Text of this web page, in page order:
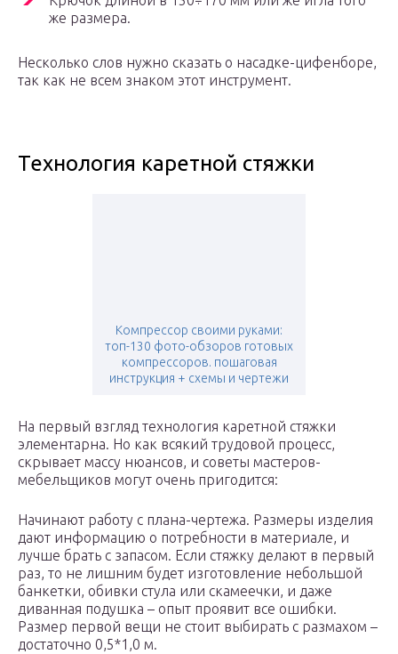
же размера.
Несколько слов нужно сказать о насадке-цифенборе,
так как не всем знаком этот инструмент.
Технология каретной стяжки
Компрессор своими руками:
топ-130 фото-обзоров готовых
компрессоров. пошаговая
инструкция + схемы и чертежи
На первый взгляд технология каретной стяжки
элементарна. Но как всякий трудовой процесс,
скрывает массу нюансов, и советы мастеров-
мебельщиков могут очень пригодится:
Начинают работу с плана-чертежа. Размеры изделия
дают информацию о потребности в материале, и
лучше брать с запасом. Если стяжку делают в первый
раз, то не лишним будет изготовление небольшой
банкетки, обивки стула или скамеечки, и даже
диванная подушка – опыт проявит все ошибки.
Размер первой вещи не стоит выбирать с размахом –
достаточно 0,5*1,0 м.